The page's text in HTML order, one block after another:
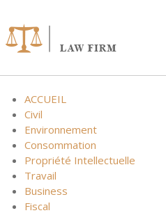
content
ACCUEIL
Civil
Environnement
Consommation
Propriété Intellectuelle
Travail
Business
Fiscal